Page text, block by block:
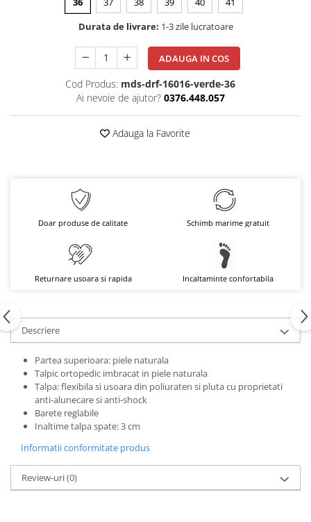
Durata de livrare: 1-3 zile lucratoare
ADAUGA IN COS
Cod Produs: mds-drf-16016-verde-36
Ai nevoie de ajutor? 0376.448.057
Adauga la Favorite
Doar produse de calitate Schimb marime gratuit
Returnare usoara si rapida Incaltaminte confortabila
Descriere
Partea superioara: piele naturala
Talpic ortopedic imbracat in piele naturala
Talpa: flexibila si usoara din poliuraten si pluta cu proprietati
anti-alunecare si anti-shock
Barete reglabile
Inaltime talpa spate: 3 cm
Informatii conformitate produs
Review-uri(0)